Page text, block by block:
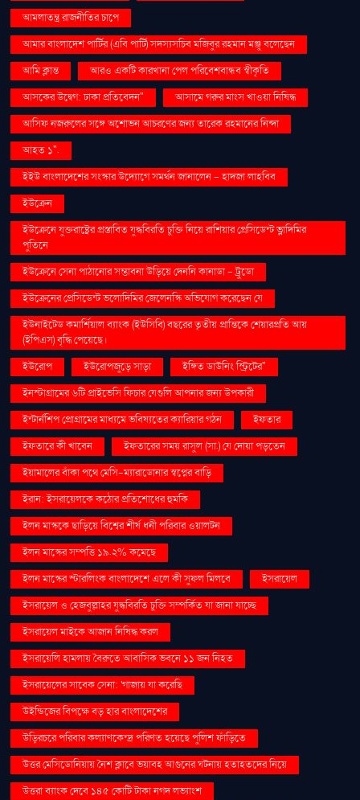
আমলাতন্ত্র রাজনীতির চাপে
আমার বাংলাদেশ পার্টির (এবি পার্টি) সদস্যসচিব মজিবুর রহমান মঞ্জু বলেছেন
আমি ক্লান্ত
আরও একটি কারখানা পেল পরিবেশবান্ধব স্বীকৃতি
আসকের উদ্বেগ: ঢাকা প্রতিবেদন"
আসামে গরুর মাংস খাওয়া নিষিদ্ধ
আসিফ নজরুলের সঙ্গে অশোভন আচরণের জন্য তারেক রহমানের নিন্দা
আহত ১".
ইইউ বাংলাদেশের সংস্কার উদ্যোগে সমর্থন জানালেন - হাদজা লাহবিব
ইউক্রেন
ইউক্রেনে যুক্তরাষ্ট্রের প্রস্তাবিত যুদ্ধবিরতি চুক্তি নিয়ে রাশিয়ার প্রেসিডেন্ট ভ্লাদিমির
পুতিনে
ইউক্রেনে সেনা পাঠানোর সম্ভাবনা উড়িয়ে দেননি কানাডা - ট্রুডো
ইউক্রেনের প্রেসিডেন্ট ভলোদিমির জেলেনস্কি অভিযোগ করেছেন যে
ইউনাইটেড কমার্শিয়াল ব্যাংক (ইউসিবি) বছরের তৃতীয় প্রান্তিকে শেয়ারপ্রতি আয়
(ইপিএস) বৃদ্ধি পেয়েছে।
ইউরোপ
ইউরোপজুড়ে সাড়া
ইঙ্গিত ডাউনিং স্ট্রিটের"
ইনস্টাগ্রামের ৬টি প্রাইভেসি ফিচার যেগুলি আপনার জন্য উপকারী
ইন্টার্নশিপ প্রোগ্রামের মাধ্যমে ভবিষ্যতের ক্যারিয়ার গঠন
ইফতার
ইফতারে কী খাবেন
ইফতারের সময় রাসুল (সা.) যে দোয়া পড়তেন
ইয়ামালের বাঁকা পথে মেসি-ম্যারাডোনার স্বপ্নের বাড়ি
ইরান: ইসরায়েলকে কঠোর প্রতিশোধের হুমকি
ইলন মাস্ককে ছাড়িয়ে বিশ্বের শীর্ষ ধনী পরিবার ওয়ালটন
ইলন মাস্কের সম্পত্তি ১৯.২% কমেছে
ইলন মাস্কের স্টারলিংক বাংলাদেশে এলে কী সুফল মিলবে
ইসরায়েল
ইসরায়েল ও হেজবুল্লাহর যুদ্ধবিরতি চুক্তি সম্পর্কিত যা জানা যাচ্ছে
ইসরায়েল মাইকে আজান নিষিদ্ধ করল
ইসরায়েলি হামলায় বৈরুতে আবাসিক ভবনে ১১ জন নিহত
ইসরায়েলের সাবেক সেনা: 'গাজায় যা করেছি
উইন্ডিজের বিপক্ষে বড় হার বাংলাদেশের
উড়িরচরে পরিবার কল্যাণকেন্দ্র পরিণত হয়েছে পুলিশ ফাঁড়িতে
উত্তর মেসিডোনিয়ায় নৈশ ক্লাবে ভয়াবহ আগুনের ঘটনায় হতাহতদের নিয়ে
উত্তরা ব্যাংক দেবে ১৪৫ কোটি টাকা নগদ লভ্যাংশ